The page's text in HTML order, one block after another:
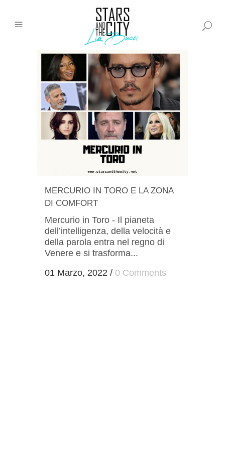
MERCURIO IN TORO E LA ZONA
DI COMFORT
Mercurio in Toro - Il pianeta
dell’intelligenza, della velocità e
della parola entra nel regno di
Venere e si trasforma...
01 Marzo, 2022 / 0 Comments